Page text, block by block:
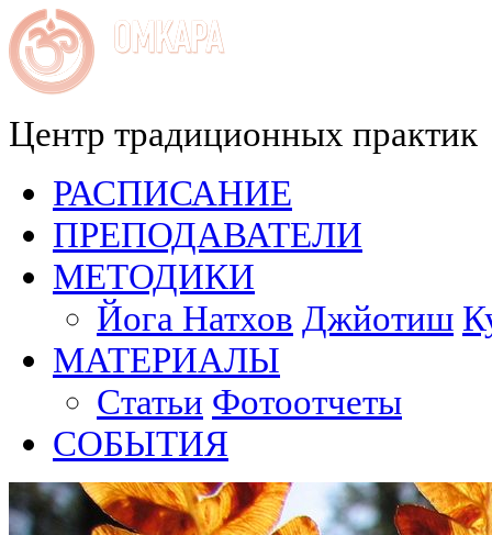
Центр традиционных практик
РАСПИСАНИЕ
ПРЕПОДАВАТЕЛИ
МЕТОДИКИ
Йога Натхов Джйотиш
МАТЕРИАЛЫ
Статьи Фотоотчеты
СОБЫТИЯ